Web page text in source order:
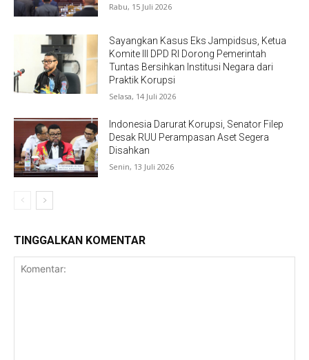
Rabu, 15 Juli 2026
Sayangkan Kasus Eks Jampidsus, Ketua
Komite III DPD RI Dorong Pemerintah
Tuntas Bersihkan Institusi Negara dari
Praktik Korupsi
Selasa, 14 Juli 2026
Indonesia Darurat Korupsi, Senator Filep
Desak RUU Perampasan Aset Segera
Disahkan
Senin, 13 Juli 2026
TINGGALKAN KOMENTAR